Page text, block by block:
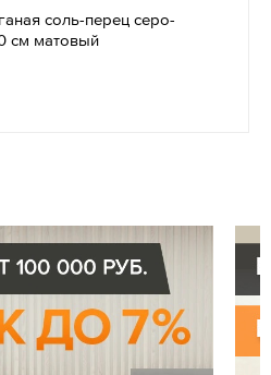
соль-перец серо-
см матовый